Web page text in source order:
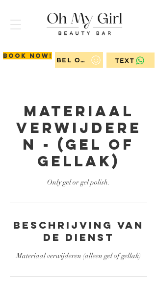
BEL ONS TEXT
Book now!
Materiaal
verwijdere
n - (gel of
gellak)
Only gel or gel polish.
Beschrijving van
de dienst
Materiaal verwijderen (alleen gel of gellak)